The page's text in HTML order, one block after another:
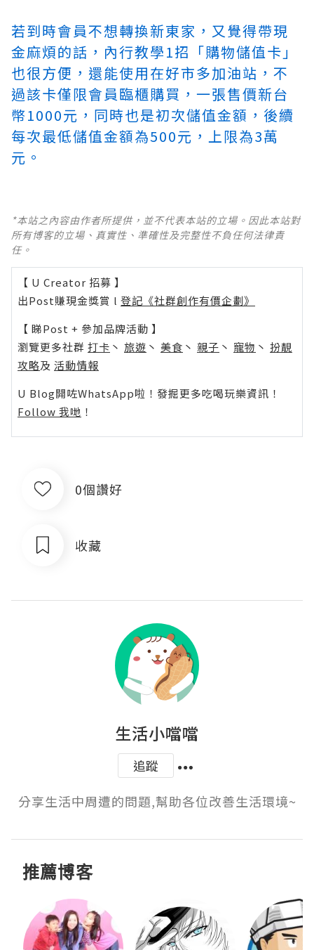
若到時會員不想轉換新東家，又覺得帶現
金麻煩的話，內行教學1招「購物儲值卡」
也很方便，還能使用在好市多加油站，不
過該卡僅限會員臨櫃購買，一張售價新台
幣1000元，同時也是初次儲值金額，後續
每次最低儲值金額為500元，上限為3萬
元。
*本站之內容由作者所提供，並不代表本站的立場。因此本站對
所有博客的立場、真實性、準確性及完整性不負任何法律責
任。
【 U Creator 招募 】
出Post賺現金獎賞 l 登記《社群創作有價企劃》
【 睇Post + 參加品牌活動 】
瀏覽更多社群 打卡 丶 旅遊 丶 美食 丶 親子 丶 寵物 丶 扮靚
攻略及 活動情報
U Blog開咗WhatsApp啦！發掘更多吃喝玩樂資訊！
Follow 我哋 ！
0個讚好
收藏
生活小噹噹
追蹤
分享生活中周遭的問題,幫助各位改善生活環境~
推薦博客